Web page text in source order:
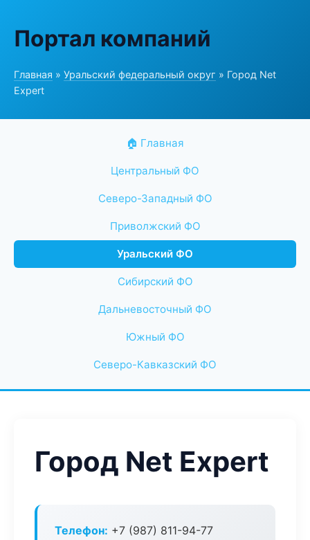
Портал компаний
Главная » Уральский федеральный округ » Город Net
Expert
🏠 Главная
Центральный ФО
Северо-Западный ФО
Приволжский ФО
Уральский ФО
Сибирский ФО
Дальневосточный ФО
Южный ФО
Северо-Кавказский ФО
Город Net Expert
Телефон: +7 (987) 811-94-77